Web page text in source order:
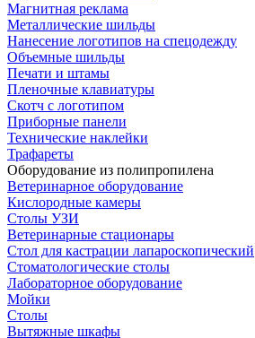
Магнитная реклама
Металлические шильды
Нанесение логотипов на спецодежду
Объемные шильды
Печати и штамы
Пленочные клавиатуры
Скотч с логотипом
Приборные панели
Технические наклейки
Трафареты
Оборудование из полипропилена
Ветеринарное оборудование
Кислородные камеры
Столы УЗИ
Ветеринарные стационары
Стол для кастрации лапароскопический
Стоматологические столы
Лабораторное оборудование
Мойки
Столы
Вытяжные шкафы